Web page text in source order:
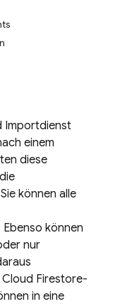
Importdienst
einem
diese
können alle
können
nur
Cloud Firestore-
in eine